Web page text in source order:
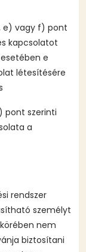
e) vagy f) pont
kapcsolatot
e
létesítésére
pont szerinti
a
rendszer
személyt
nem
biztosítani